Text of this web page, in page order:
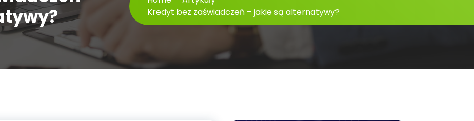
Kredyt bez zaświadczeń – jakie są alternatywy?